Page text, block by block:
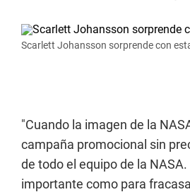
Scarlett Johansson sorprende con
"Cuando la imagen de la
campaña promocional sin
de todo el equipo de la
importante como para